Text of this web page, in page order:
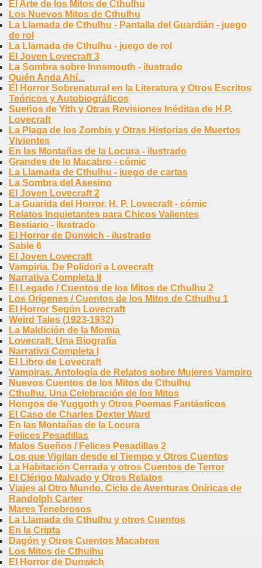
El Arte de los Mitos de Cthulhu
Los Nuevos Mitos de Cthulhu
La Llamada de Cthulhu - Pantalla del Guardián - juego
de rol
La Llamada de Cthulhu - juego de rol
El Joven Lovecraft 3
La Sombra sobre Innsmouth - ilustrado
Quién Anda Ahí...
El Horror Sobrenatural en la Literatura y Otros Escritos
Teóricos y Autobiográficos
Sueños de Yith y Otras Revisiones Inéditas de H.P.
Lovecraft
La Plaga de los Zombis y Otras Historias de Muertos
Vivientes
En las Montañas de la Locura - ilustrado
Grandes de lo Macabro - cómic
La Llamada de Cthulhu - juego de cartas
La Sombra del Asesino
El Joven Lovecraft 2
La Guarida del Horror. H. P. Lovecraft - cómic
Relatos Inquietantes para Chicos Valientes
Bestiario - ilustrado
El Horror de Dunwich - ilustrado
Sable 6
El Joven Lovecraft
Vampiria. De Polidori a Lovecraft
Narrativa Completa II
El Legado / Cuentos de los Mitos de Cthulhu 2
Los Orígenes / Cuentos de los Mitos de Cthulhu 1
El Horror Según Lovecraft
Weird Tales (1923-1932)
La Maldición de la Momia
Lovecraft. Una Biografía
Narrativa Completa I
El Libro de Lovecraft
Vampiras. Antología de Relatos sobre Mujeres Vampiro
Nuevos Cuentos de los Mitos de Cthulhu
Cthulhu. Una Celebración de los Mitos
Hongos de Yuggoth y Otros Poemas Fantásticos
El Caso de Charles Dexter Ward
En las Montañas de la Locura
Felices Pesadillas
Malos Sueños / Felices Pesadillas 2
Los que Vigilan desde el Tiempo y Otros Cuentos
La Habitación Cerrada y otros Cuentos de Terror
El Clérigo Malvado y Otros Relatos
Viajes al Otro Mundo. Ciclo de Aventuras Oníricas de
Randolph Carter
Mares Tenebrosos
La Llamada de Cthulhu y otros Cuentos
En la Cripta
Dagón y Otros Cuentos Macabros
Los Mitos de Cthulhu
El Horror de Dunwich